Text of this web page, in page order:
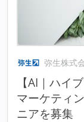
弥生株式
【AI｜ハイ
マーケティ
ニアを募集